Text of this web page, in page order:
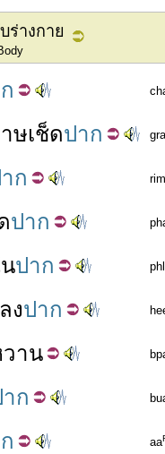
ร่างกาย
ษเช็ดปาก gra
ก rim
ปาก
ปาก
งปาก
าน
ก
aa